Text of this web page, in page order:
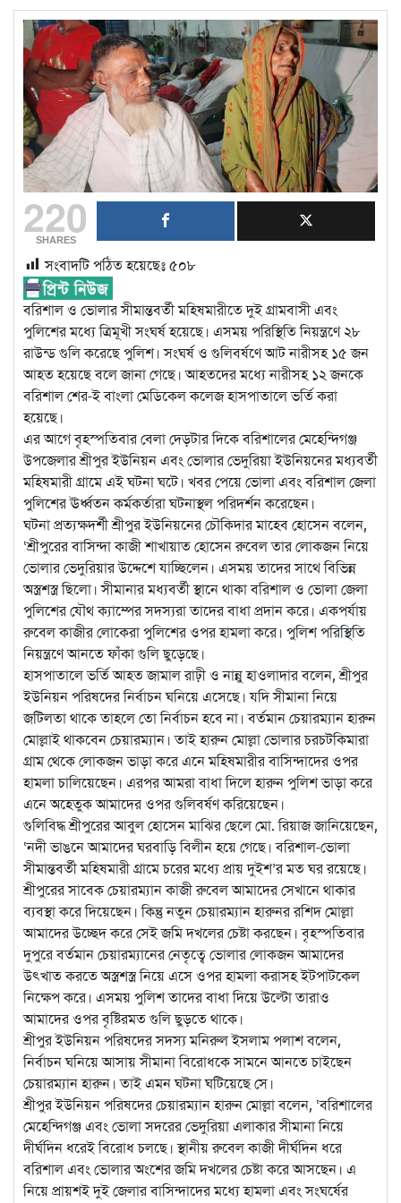
220
SHARES
সংবাদটি পঠিত হয়েছেঃ ৫০৮
বরিশাল ও ভোলার সীমান্তবর্তী মহিষমারীতে দুই গ্রামবাসী এবং
পুলিশের মধ্যে ত্রিমূখী সংঘর্ষ হয়েছে। এসময় পরিস্থিতি নিয়ন্ত্রণে ২৮
রাউন্ড গুলি করেছে পুলিশ। সংঘর্ষ ও গুলিবর্ষণে আট নারীসহ ১৫ জন
আহত হয়েছে বলে জানা গেছে। আহতদের মধ্যে নারীসহ ১২ জনকে
বরিশাল শের-ই বাংলা মেডিকেল কলেজ হাসপাতালে ভর্তি করা
হয়েছে।
এর আগে বৃহস্পতিবার বেলা দেড়টার দিকে বরিশালের মেহেন্দিগঞ্জ
উপজেলার শ্রীপুর ইউনিয়ন এবং ভোলার ভেদুরিয়া ইউনিয়নের মধ্যবর্তী
মহিষমারী গ্রামে এই ঘটনা ঘটে। খবর পেয়ে ভোলা এবং বরিশাল জেলা
পুলিশের ঊর্ধ্বতন কর্মকর্তারা ঘটনাস্থল পরিদর্শন করেছেন।
ঘটনা প্রত্যক্ষদর্শী শ্রীপুর ইউনিয়নের চৌকিদার মাহেব হোসেন বলেন,
‘শ্রীপুরের বাসিন্দা কাজী শাখায়াত হোসেন রুবেল তার লোকজন নিয়ে
ভোলার ভেদুরিয়ার উদ্দেশে যাচ্ছিলেন। এসময় তাদের সাথে বিভিন্ন
অস্ত্রশস্ত্র ছিলো। সীমানার মধ্যবর্তী স্থানে থাকা বরিশাল ও ভোলা জেলা
পুলিশের যৌথ ক্যাম্পের সদস্যরা তাদের বাধা প্রদান করে। একপর্যায়
রুবেল কাজীর লোকেরা পুলিশের ওপর হামলা করে। পুলিশ পরিস্থিতি
নিয়ন্ত্রণে আনতে ফাঁকা গুলি ছুড়েছে।
হাসপাতালে ভর্তি আহত জামাল রাঢ়ী ও নান্নু হাওলাদার বলেন, শ্রীপুর
ইউনিয়ন পরিষদের নির্বাচন ঘনিয়ে এসেছে। যদি সীমানা নিয়ে
জটিলতা থাকে তাহলে তো নির্বাচন হবে না। বর্তমান চেয়ারম্যান হারুন
মোল্লাই থাকবেন চেয়ারম্যান। তাই হারুন মোল্লা ভোলার চরচটকিমারা
গ্রাম থেকে লোকজন ভাড়া করে এনে মহিষমারীর বাসিন্দাদের ওপর
হামলা চালিয়েছেন। এরপর আমরা বাধা দিলে হারুন পুলিশ ভাড়া করে
এনে অহেতুক আমাদের ওপর গুলিবর্ষণ করিয়েছেন।
গুলিবিদ্ধ শ্রীপুরের আবুল হোসেন মাঝির ছেলে মো. রিয়াজ জানিয়েছেন,
‘নদী ভাঙনে আমাদের ঘরবাড়ি বিলীন হয়ে গেছে। বরিশাল-ভোলা
সীমান্তবর্তী মহিষমারী গ্রামে চরের মধ্যে প্রায় দুইশ’র মত ঘর রয়েছে।
শ্রীপুরের সাবেক চেয়ারম্যান কাজী রুবেল আমাদের সেখানে থাকার
ব্যবস্থা করে দিয়েছেন। কিন্তু নতুন চেয়ারম্যান হারুনর রশিদ মোল্লা
আমাদের উচ্ছেদ করে সেই জমি দখলের চেষ্টা করছেন। বৃহস্পতিবার
দুপুরে বর্তমান চেয়ারম্যানের নেতৃত্বে ভোলার লোকজন আমাদের
উৎখাত করতে অস্ত্রশস্ত্র নিয়ে এসে ওপর হামলা করাসহ ইটপাটকেল
নিক্ষেপ করে। এসময় পুলিশ তাদের বাধা দিয়ে উল্টো তারাও
আমাদের ওপর বৃষ্টিরমত গুলি ছুড়তে থাকে।
শ্রীপুর ইউনিয়ন পরিষদের সদস্য মনিরুল ইসলাম পলাশ বলেন,
নির্বাচন ঘনিয়ে আসায় সীমানা বিরোধকে সামনে আনতে চাইছেন
চেয়ারম্যান হারুন। তাই এমন ঘটনা ঘটিয়েছে সে।
শ্রীপুর ইউনিয়ন পরিষদের চেয়ারম্যান হারুন মোল্লা বলেন, ‘বরিশালের
মেহেন্দিগঞ্জ এবং ভোলা সদরের ভেদুরিয়া এলাকার সীমানা নিয়ে
দীর্ঘদিন ধরেই বিরোধ চলছে। স্থানীয় রুবেল কাজী দীর্ঘদিন ধরে
বরিশাল এবং ভোলার অংশের জমি দখলের চেষ্টা করে আসছেন। এ
নিয়ে প্রায়শই দুই জেলার বাসিন্দাদের মধ্যে হামলা এবং সংঘর্ষের